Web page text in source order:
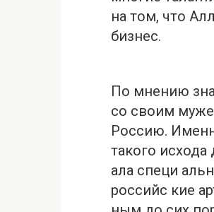
на том, что
бизнес.
По мнению
со своим
Россию.
такого
ала специ
российс кие